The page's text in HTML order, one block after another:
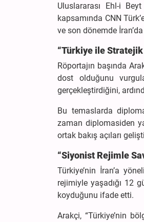
Uluslararası Ehl-i
kapsamında CNN
ve son dönemde
“Türkiye ile
Röportajın başında
dost olduğunu
gerçekleştirdiğini,
Bu temaslarda
zaman diplomasiden
ortak bakış açıları
“Siyonist Rejimle
Türkiye’nin İran’a
rejimiyle yaşadığı 12
koyduğunu ifade etti.
Arakçi, “Türkiye’nin